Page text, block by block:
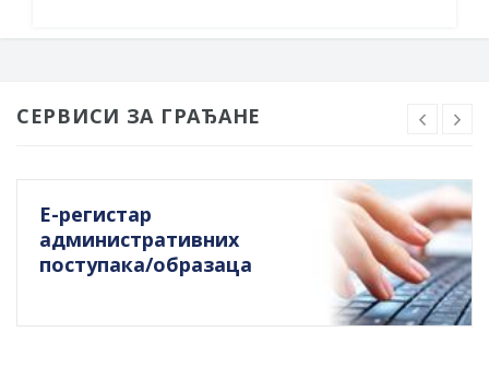
СЕРВИСИ ЗА ГРАЂАНЕ
Е-регистар
административних
поступака/образаца